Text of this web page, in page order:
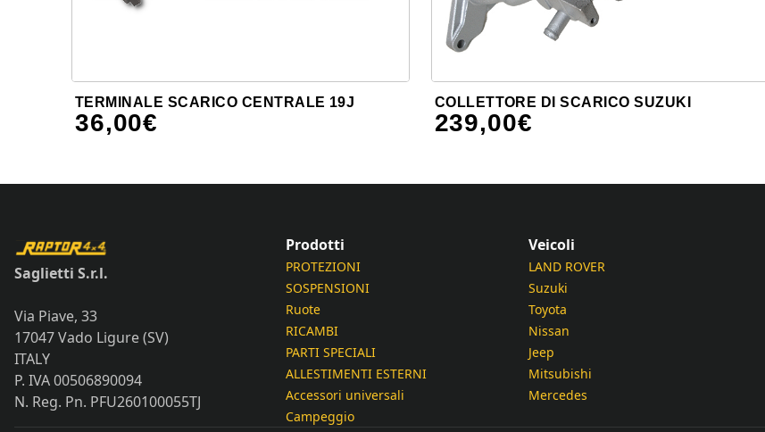
TERMINALE SCARICO CENTRALE 19J
36,00€
COLLETTORE DI SCARICO SUZUKI
239,00€
Saglietti S.r.l.
Via Piave, 33
17047 Vado Ligure (SV)
ITALY
P. IVA 00506890094
N. Reg. Pn. PFU260100055TJ
Prodotti
PROTEZIONI
SOSPENSIONI
Ruote
RICAMBI
PARTI SPECIALI
ALLESTIMENTI ESTERNI
Accessori universali
Campeggio
Veicoli
LAND ROVER
Suzuki
Toyota
Nissan
Jeep
Mitsubishi
Mercedes